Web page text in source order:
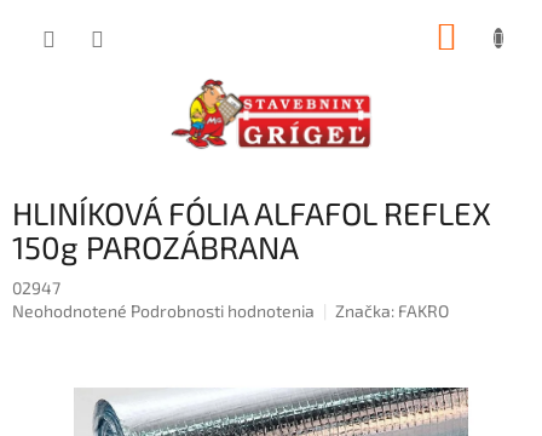
HLINÍKOVÁ FÓLIA ALFAFOL REFLEX
150g PAROZÁBRANA
02947
Priemerné
Neohodnotené Podrobnosti hodnotenia Značka: FAKRO